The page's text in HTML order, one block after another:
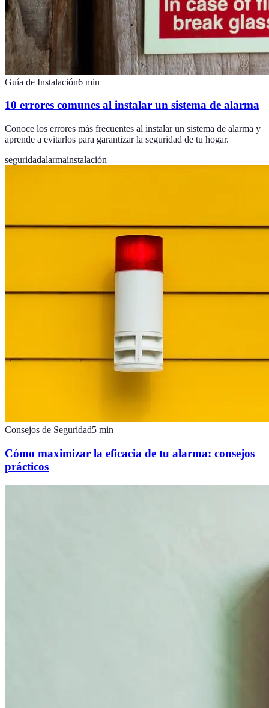
Guía de Instalación6 min
10 errores comunes al instalar un sistema de alarma
Conoce los errores más frecuentes al instalar un sistema de alarma y
aprende a evitarlos para garantizar la seguridad de tu hogar.
seguridadalarmainstalación
Consejos de Seguridad5 min
Cómo maximizar la eficacia de tu alarma: consejos
prácticos